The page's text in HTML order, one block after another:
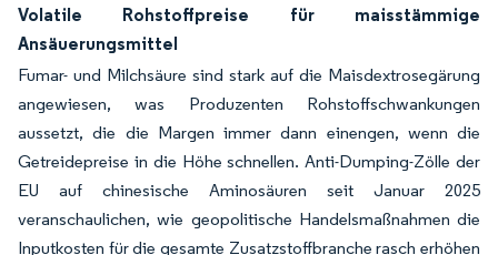
Volatile Rohstoffpreise für maisstämmige
Ansäuerungsmittel
Fumar- und Milchsäure sind stark auf die Maisdextrosegärung
angewiesen, was Produzenten Rohstoffschwankungen
aussetzt, die die Margen immer dann einengen, wenn die
Getreidepreise in die Höhe schnellen. Anti-Dumping-Zölle der
EU auf chinesische Aminosäuren seit Januar 2025
veranschaulichen, wie geopolitische Handelsmaßnahmen die
Inputkosten für die gesamte Zusatzstoffbranche rasch erhöhen